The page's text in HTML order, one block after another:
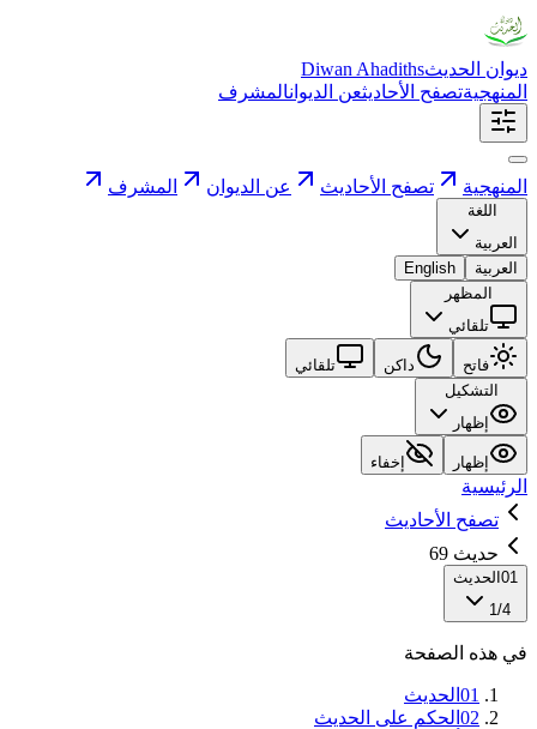
ديوان الحديثDiwan Ahadiths
المنهجيةتصفح الأحاديثعن الديوانالمشرف
المنهجية تصفح الأحاديث عن الديوان المشرف
اللغة
العربية
العربية
English
المظهر
تلقائي
فاتح داكن
تلقائي
التشكيل
إظهار
إظهار إخفاء
الرئيسية
تصفح الأحاديث
حديث 69
01 الحديث
1/4
في هذه الصفحة
01 الحديث
02 الحكم على الحديث